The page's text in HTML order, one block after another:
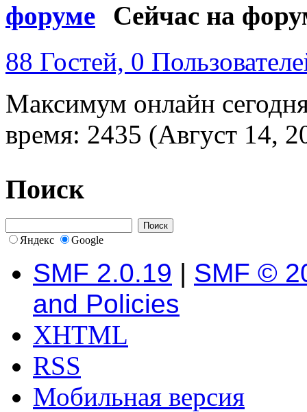
Сейчас на
88 Гостей, 0
Максимум онлайн
время: 2435 (Август 14,
Поиск
Яндекс Google
SMF 2.0.19 | SMF ©
and Policies
XHTML
RSS
Мобильная версия